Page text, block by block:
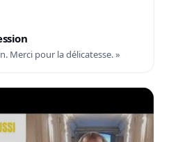
Merci pour la délicatesse. »